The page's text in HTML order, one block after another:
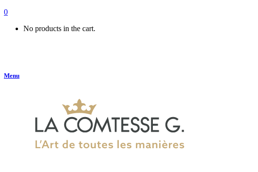
0
No products in the cart.
Menu